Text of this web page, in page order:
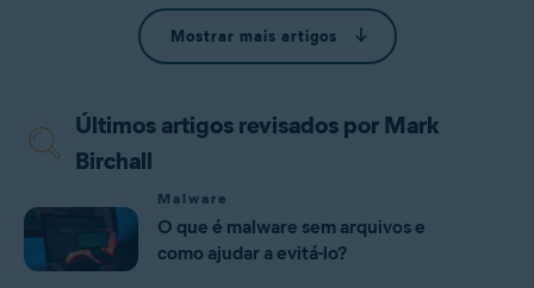
Mostrar mais artigos
Últimos artigos revisados por Mark
Birchall
Malware
O que é malware sem arquivos e
como ajudar a evitá-lo?